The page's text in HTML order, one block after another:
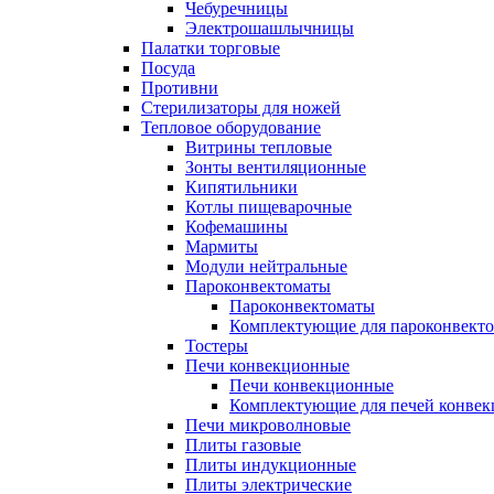
Чебуречницы
Электрошашлычницы
Палатки торговые
Посуда
Противни
Стерилизаторы для ножей
Тепловое оборудование
Витрины тепловые
Зонты вентиляционные
Кипятильники
Котлы пищеварочные
Кофемашины
Мармиты
Модули нейтральные
Пароконвектоматы
Пароконвектоматы
Комплектующие для
Тостеры
Печи конвекционные
Печи конвекционные
Комплектующие для печей
Печи микроволновые
Плиты газовые
Плиты индукционные
Плиты электрические